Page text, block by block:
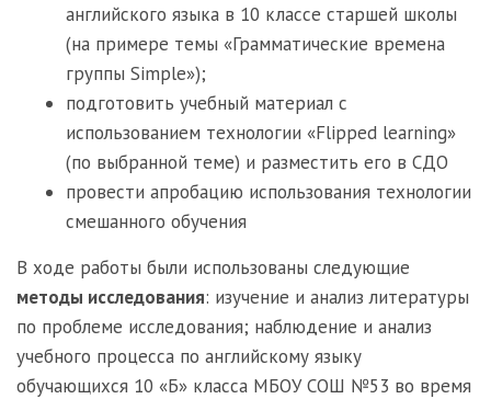
английского языка в 10 классе старшей школы
(на примере темы «Грамматические времена
группы Simple»);
подготовить учебный материал с
использованием технологии «Flipped learning»
(по выбранной теме) и разместить его в СДО
провести апробацию использования технологии
смешанного обучения
В ходе работы были использованы следующие
методы исследования: изучение и анализ литературы
по проблеме исследования; наблюдение и анализ
учебного процесса по английскому языку
обучающихся 10 «Б» класса МБОУ СОШ №53 во время